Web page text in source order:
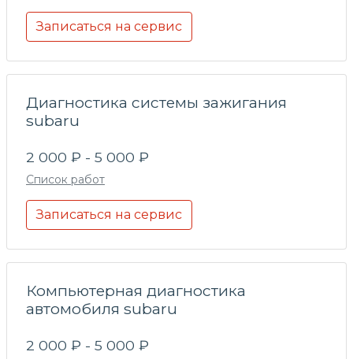
Записаться на сервис
Диагностика системы зажигания
subaru
2 000 ₽ - 5 000 ₽
Список работ
Записаться на сервис
Компьютерная диагностика
автомобиля subaru
2 000 ₽ - 5 000 ₽